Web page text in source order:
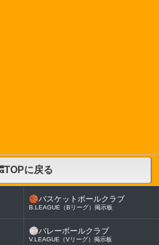
に戻る
🏀バスケットボールクラブ
B.LEAGUE（Bリーグ）掲示板
🏐バレーボールクラブ
V.LEAGUE（Vリーグ）掲示板